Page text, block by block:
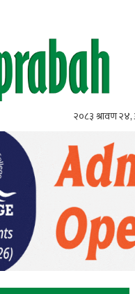
२०८३ श्रावण